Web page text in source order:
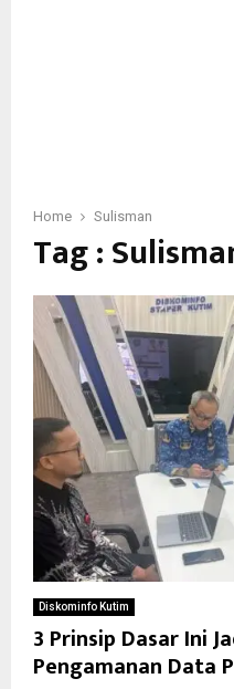
Home Sulisman
Tag :
Diskominfo Kutim
3 Prinsip Dasar Ini
Pengamanan Data